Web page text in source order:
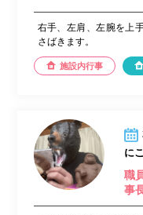
右手、左肩、左腕を上
さばきます。
施設内行事
に
職
事